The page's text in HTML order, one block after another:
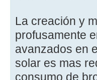
La creación y
profusamente
avanzados en
solar es mas
consumo de